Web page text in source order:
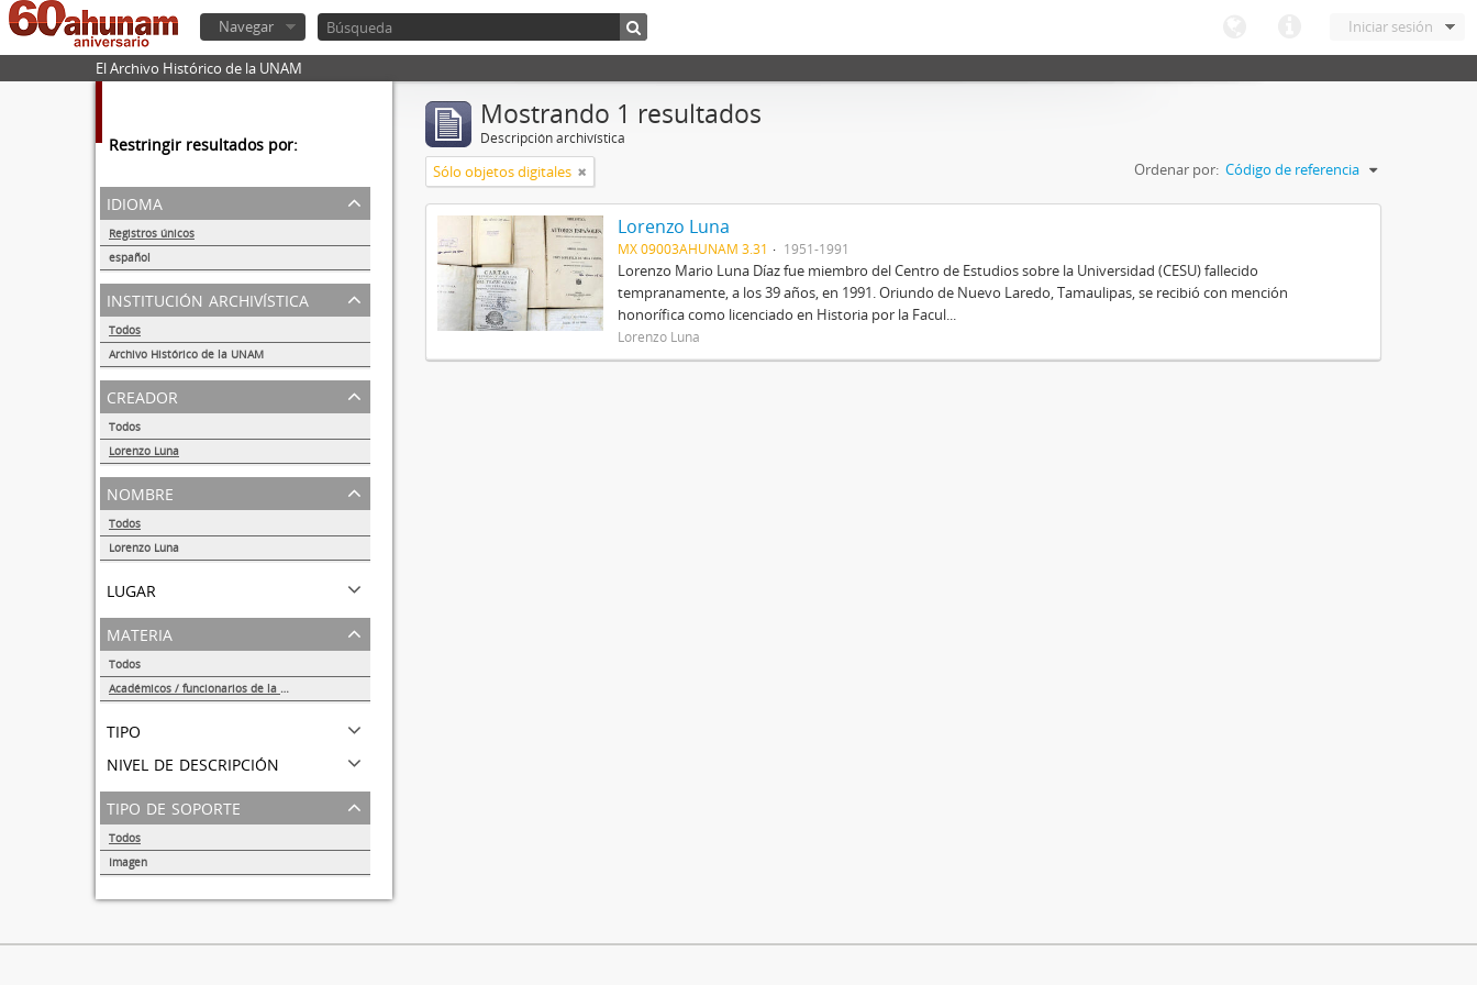
Iniciar sesión
Navegar
El Archivo Histórico de la UNAM
Restringir resultados por:
idioma
Registros únicos
español
1
institución archivística
Todos
Archivo Histórico de la UNAM
1
creador
Todos
Lorenzo Luna
1
nombre
Todos
Lorenzo Luna
lugar
materia
Todos
Académicos / funcionarios de la Universidad
tipo
nivel de descripción
tipo de soporte
Todos
Imagen
Mostrando 1 resultados
Descripción archivística
Sólo objetos digitales Ordenar por: Código de referencia
Lorenzo Luna
MX 09003AHUNAM 3.31 1951-1991
Lorenzo Mario Luna Díaz fue miembro del Centro de Estudios sobre la Universidad (CESU) fallecido
tempranamente, a los 39 años, en 1991. Oriundo de Nuevo Laredo, Tamaulipas, se recibió con mención
honorífica como licenciado en Historia por la Facul...
Lorenzo Luna